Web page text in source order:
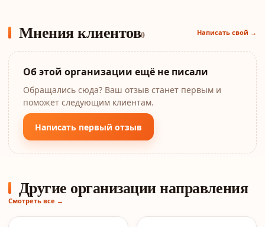
Мнения клиентов0 Написать свой →
Об этой организации ещё не писали
Обращались сюда? Ваш отзыв станет первым и
поможет следующим клиентам.
Написать первый отзыв
Другие организации направления
Смотреть все →